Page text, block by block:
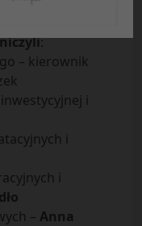
:
– kierownik
i
i
i
– Anna